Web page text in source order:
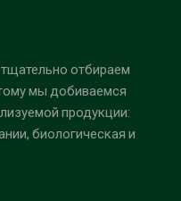
отбираем
мы добиваемся
продукции:
биологическая и